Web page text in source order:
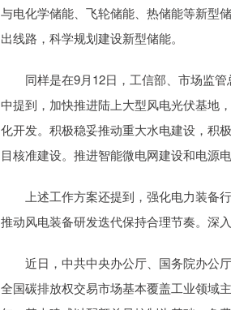
与电化学储能、飞轮储能、热储能等新型
出线路，科学规划建设新型储能。
同样是在9月12日，工信部、市场监管
中提到，加快推进陆上大型风电光伏基地
化开发。积极稳妥推动重大水电建设，积
目核准建设。推进智能微电网建设和电源
上述工作方案还提到，强化电力装备行
推动风电装备研发迭代保持合理节奏。深
近日，中共中央办公厅、国务院办公厅
全国碳排放权交易市场基本覆盖工业领域